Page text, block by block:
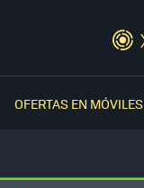
OFERTAS EN MÓVILES